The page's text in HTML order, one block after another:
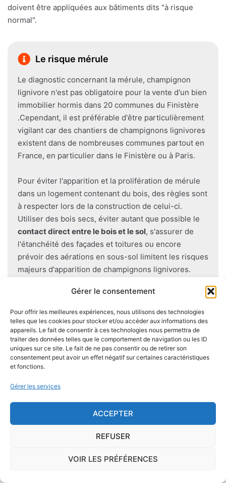
Gérer le consentement
Pour offrir les meilleures expériences, nous utilisons des technologies
telles que les cookies pour stocker et/ou accéder aux informations des
appareils. Le fait de consentir à ces technologies nous permettra de
traiter des données telles que le comportement de navigation ou les ID
uniques sur ce site. Le fait de ne pas consentir ou de retirer son
consentement peut avoir un effet négatif sur certaines caractéristiques
et fonctions.
Gérer les services
ACCEPTER
REFUSER
VOIR LES PRÉFÉRENCES
doivent être appliquées aux bâtiments dits "à risque
normal".
Le risque mérule
Le diagnostic concernant la mérule, champignon
lignivore n'est pas obligatoire pour la vente d'un bien
immobilier hormis dans 20 communes du Finistère
.Cependant, il est préférable d'être particulièrement
vigilant car des chantiers de champignons lignivores
existent dans de nombreuses communes partout en
France, en particulier dans le Finistère ou à Paris.
Pour éviter l'apparition et la prolifération de mérule
dans un logement contenant du bois, des règles sont
à respecter lors de la construction de celui-ci.
Utiliser des bois secs, éviter autant que possible le
contact direct entre le bois et le sol, s'assurer de
l'étanchéité des façades et toitures ou encore
prévoir des aérations en sous-sol limitent les risques
majeurs d'apparition de champignons lignivores.
Je demande le descriptif des
risques pour ma ville
La commune de Parisot se trouve dans une zone